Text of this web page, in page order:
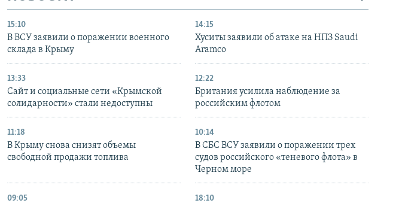
15:10
В ВСУ заявили о поражении военного
склада в Крыму
14:15
Хуситы заявили об атаке на НПЗ Saudi
Aramco
13:33
Сайт и социальные сети «Крымской
солидарности» стали недоступны
12:22
Британия усилила наблюдение за
российским флотом
11:18
В Крыму снова снизят объемы
свободной продажи топлива
10:14
В СБС ВСУ заявили о поражении трех
судов российского «теневого флота» в
Черном море
09:05 18:10